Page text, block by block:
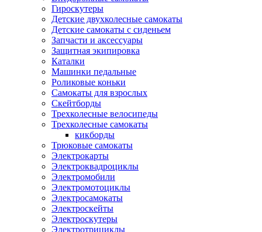
Гироскутеры
Детские двухколесные самокаты
Детские самокаты с сиденьем
Запчасти и аксессуары
Защитная экипировка
Каталки
Машинки педальные
Роликовые коньки
Самокаты для взрослых
Скейтборды
Трехколесные велосипеды
Трехколесные самокаты
кикборды
Трюковые самокаты
Электрокарты
Электроквадроциклы
Электромобили
Электромотоциклы
Электросамокаты
Электроскейты
Электроскутеры
Электротрициклы